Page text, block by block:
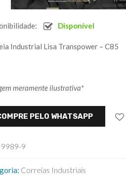
Disponível
Industrial Lisa Transpower – C85
meramente ilustrativa*
PELO WHATSAPP
9989-9
Correias Industriais